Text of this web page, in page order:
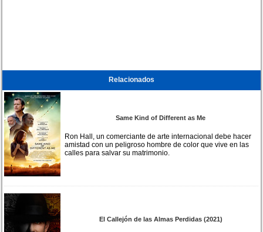
Relacionados
Same Kind of Different as Me
Ron Hall, un comerciante de arte internacional debe hacer
amistad con un peligroso hombre de color que vive en las
calles para salvar su matrimonio.
El Callejón de las Almas Perdidas (2021)